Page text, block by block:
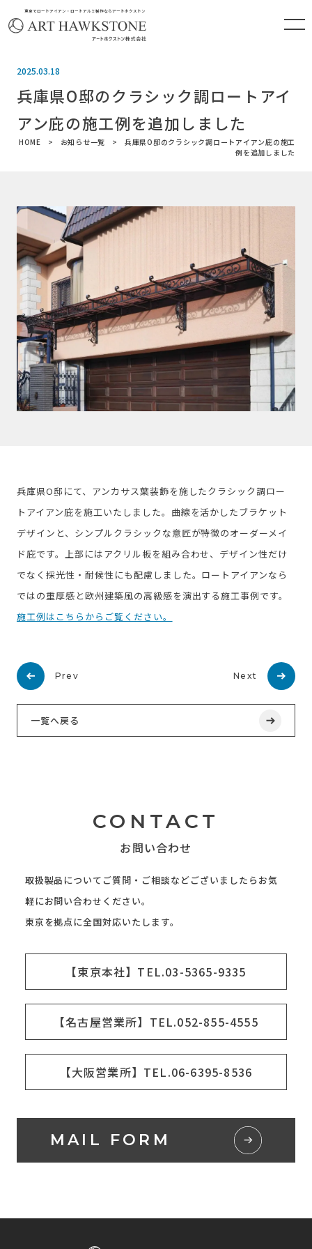
東京でロートアイアン・ロートアルミ製作ならアートホクストン
2025.03.18
兵庫県O邸のクラシック調ロートアイ
アン庇の施工例を追加しました
HOME お知らせ一覧
兵庫県O邸のクラシック調ロートアイアン庇の施工
例を追加しました
兵庫県O邸にて、アンカサス葉装飾を施したクラシック調ロー
トアイアン庇を施工いたしました。曲線を活かしたブラケット
デザインと、シンプルクラシックな意匠が特徴のオーダーメイ
ド庇です。上部にはアクリル板を組み合わせ、デザイン性だけ
でなく採光性・耐候性にも配慮しました。ロートアイアンなら
ではの重厚感と欧州建築風の高級感を演出する施工事例です。
施工例はこちらからご覧ください。
Prev Next
一覧へ戻る
CONTACT
お問い合わせ
取扱製品についてご質問・ご相談などございましたらお気
軽にお問い合わせください。
東京を拠点に全国対応いたします。
【東京本社】TEL.03-5365-9335
【名古屋営業所】TEL.052-855-4555
【大阪営業所】TEL.06-6395-8536
MAIL FORM